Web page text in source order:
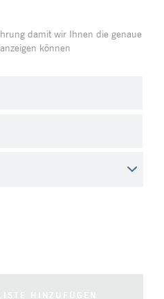
damit wir Ihnen die genaue
können